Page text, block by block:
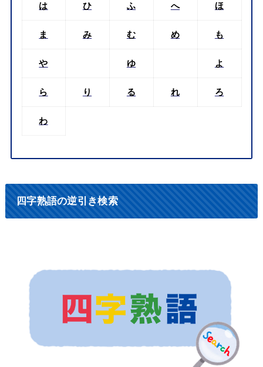
は ひ ふ へ ほ
ま み む め も
や ゆ よ
ら り る れ ろ
わ
四字熟語の逆引き検索